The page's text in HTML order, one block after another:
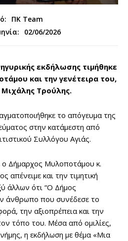
ΠΚ Team
02/06/2026
εκδήλωσης τιμήθηκε
και την γενέτειρα του,
Μιχάλης Τρούλης.
το απόγευμα της
στην κατάμεστη από
Συλλόγου Αγιάς.
Δήμαρχος Μυλοποτάμου κ.
απένειμε και την τιμητική
άλλων ότι “Ο Δήμος
άνθρωπο που συνέδεσε το
την αξιοπρέπεια και την
τόπο του. Μέσα από ομιλίες,
η εκδήλωση με θέμα «Μια